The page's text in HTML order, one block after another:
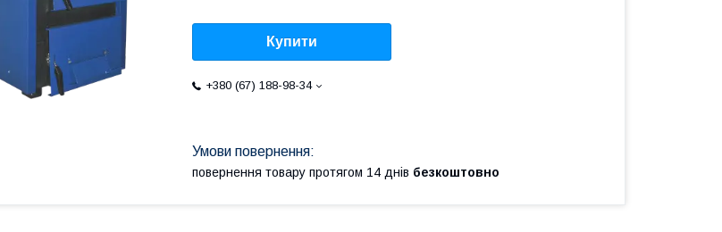
Купити
+380 (67) 188-98-34
повернення товару протягом 14 днів безкоштовно